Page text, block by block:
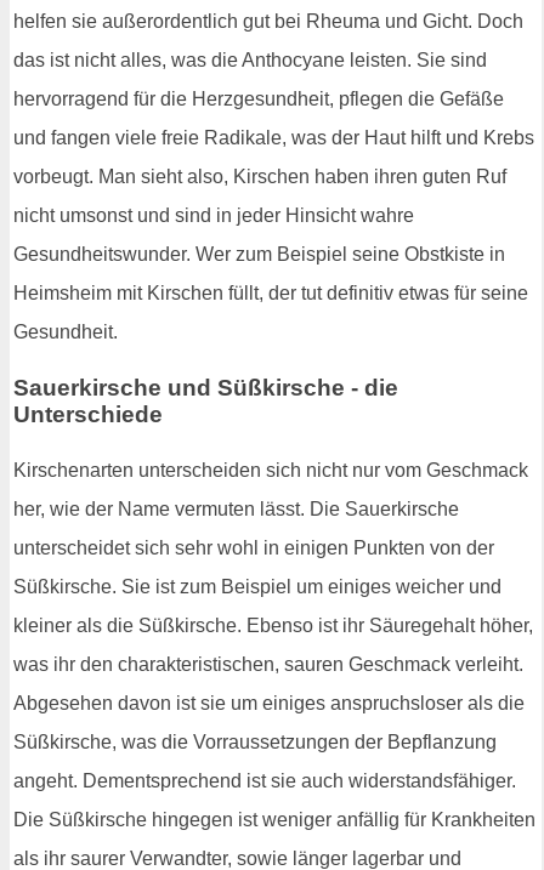
helfen sie außerordentlich gut bei Rheuma und Gicht. Doch
das ist nicht alles, was die Anthocyane leisten. Sie sind
hervorragend für die Herzgesundheit, pflegen die Gefäße
und fangen viele freie Radikale, was der Haut hilft und Krebs
vorbeugt. Man sieht also, Kirschen haben ihren guten Ruf
nicht umsonst und sind in jeder Hinsicht wahre
Gesundheitswunder. Wer zum Beispiel seine Obstkiste in
Heimsheim mit Kirschen füllt, der tut definitiv etwas für seine
Gesundheit.
Sauerkirsche und Süßkirsche - die
Unterschiede
Kirschenarten unterscheiden sich nicht nur vom Geschmack
her, wie der Name vermuten lässt. Die Sauerkirsche
unterscheidet sich sehr wohl in einigen Punkten von der
Süßkirsche. Sie ist zum Beispiel um einiges weicher und
kleiner als die Süßkirsche. Ebenso ist ihr Säuregehalt höher,
was ihr den charakteristischen, sauren Geschmack verleiht.
Abgesehen davon ist sie um einiges anspruchsloser als die
Süßkirsche, was die Vorraussetzungen der Bepflanzung
angeht. Dementsprechend ist sie auch widerstandsfähiger.
Die Süßkirsche hingegen ist weniger anfällig für Krankheiten
als ihr saurer Verwandter, sowie länger lagerbar und